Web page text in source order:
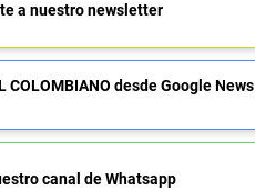
a nuestro newsletter
COLOMBIANO desde Google News
canal de Whatsapp